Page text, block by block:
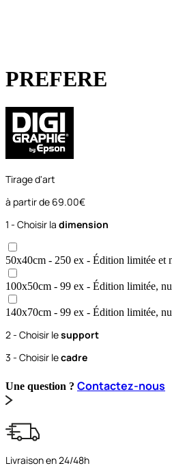
PREFERE
Tirage d'art
à partir de 69.00€
1 - Choisir la dimension
50x40cm - 250 ex - Édition limitée et
100x50cm - 99 ex - Édition limitée,
140x70cm - 99 ex - Édition limitée,
2 - Choisir lesupport
3 - Choisir lecadre
Une question ? Contactez-nous
Livraison en 24/48h